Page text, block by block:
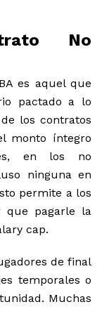
No
es aquel que
pactado a lo
los contratos
monto íntegro
en los no
ninguna en
permite a los
que pagarle la
cap.
de final
temporales o
Muchas